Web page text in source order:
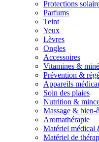
Protections
Parfums
Teint
Yeux
Lèvres
Ongles
Accessoires
Vitamines &
Prévention &
Appareils
Soin des plaies
Nutrition &
Massage & bien-
Aromathérapie
Matériel médical
Matériel de